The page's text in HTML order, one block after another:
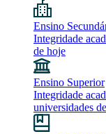
Ensino
Integridade
de hoje
Ensino Superior
Integridade
universidades